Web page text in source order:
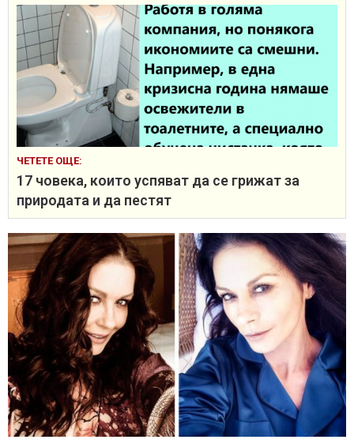
ЧЕТЕТЕ ОЩЕ:
17 човека, които успяват да се грижат за
природата и да пестят